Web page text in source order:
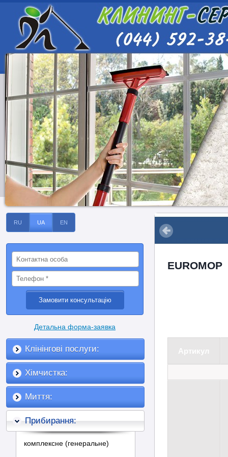
RU UA EN
Детальна форма-заявка
Клінінгові послуги:
Хімчистка:
Миття:
Прибирання:
комплексне (генеральне)
EUROMOP
Артикул